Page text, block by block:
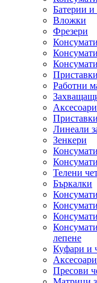
Батерии и
Вложки
Фрезери
Работни
Линеали
Зенкери
Телени
Бъркалки
лепене
Куфари и
Пресови